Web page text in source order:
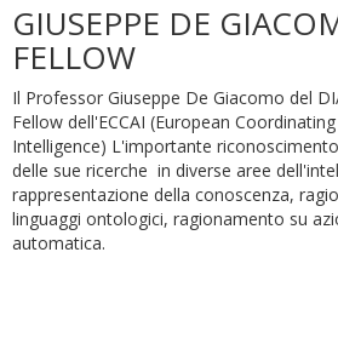
GIUSEPPE DE
FELLOW
Il Professor Giuseppe De Giacomo del
Fellow dell'ECCAI (European
Intelligence) L'importante
delle sue ricerche in diverse aree
rappresentazione della conoscenza,
linguaggi ontologici, ragionamento su
automatica.